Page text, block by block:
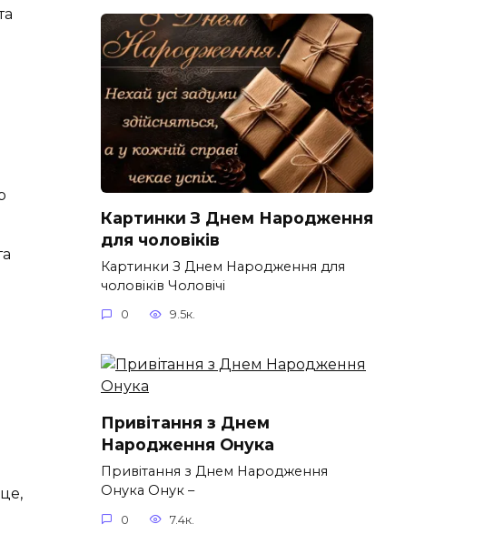
Картинки З Днем Народження
для чоловіків​
Картинки З Днем Народження для
чоловіків​ Чоловічі
0 9.5к.
Привітання з Днем
Народження Онука
Привітання з Днем Народження
Онука Онук –
0 7.4к.